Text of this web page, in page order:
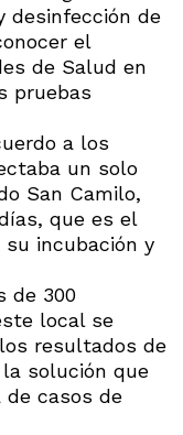
desinfección de
el
de Salud en
pruebas
a los
un solo
San Camilo,
que es el
incubación y
de 300
local se
resultados de
solución que
casos de